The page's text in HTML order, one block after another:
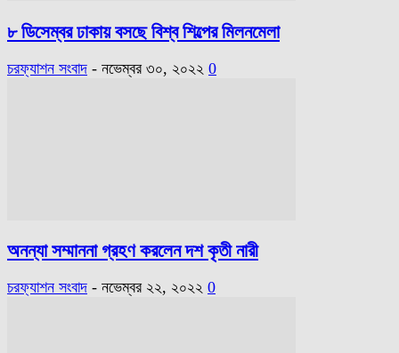
৮ ডিসেম্বর ঢাকায় বসছে বিশ্ব শিল্পের মিলনমেলা
চরফ্যাশন সংবাদ - নভেম্বর ৩০, ২০২২ 0
অনন্যা সম্মাননা গ্রহণ করলেন দশ কৃতী নারী
চরফ্যাশন সংবাদ - নভেম্বর ২২, ২০২২ 0